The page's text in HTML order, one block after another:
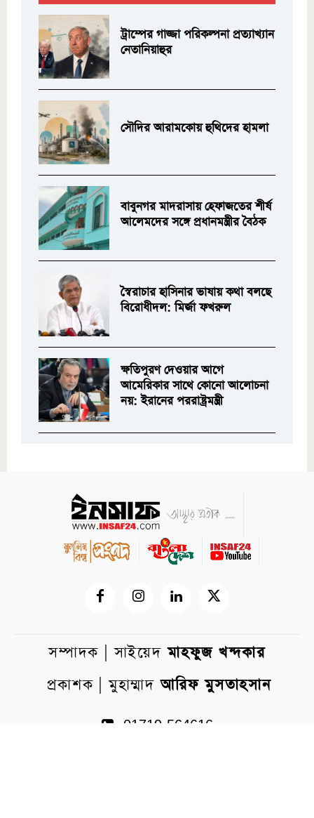
ট্রাম্পের গাজ্জা পরিকল্পনা প্রত্যাখ্যান
নেতানিয়াহুর
সৌদির আরামকোয় হুথিদের হামলা
বাবুনগর মাদরাসায় হেফাজতের শীর্ষ
আলেমদের সঙ্গে প্রধানমন্ত্রীর বৈঠক
স্বৈরাচার হাসিনার ভাষায় কথা বলছে
বিরোধীদল: মির্জা ফখরুল
ক্ষতিপুরণ দেওয়ার আগে
আমেরিকার সাথে কোনো আলোচনা
নয়: ইরানের পররাষ্ট্রমন্ত্রী
সম্পাদক | সাইয়েদমাহফুজ খন্দকার
প্রকাশক | মুহাম্মাদআরিফ মুসতাহসান
01719-564616